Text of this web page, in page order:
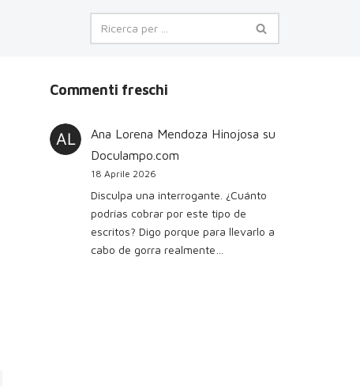
Commenti freschi
Ana Lorena Mendoza Hinojosa su
Doculampo.com
18 Aprile 2026
Disculpa una interrogante. ¿Cuánto
podrías cobrar por este tipo de
escritos? Digo porque para llevarlo a
cabo de gorra realmente…